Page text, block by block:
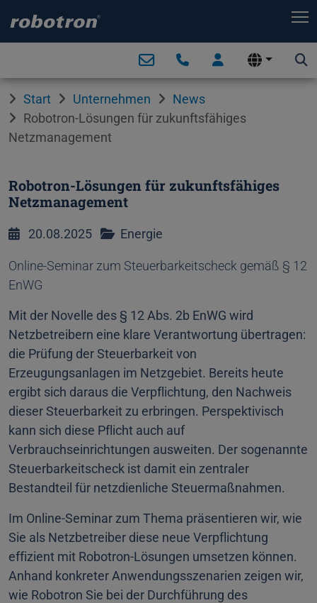
Start Unternehmen
News
Robotron-Lösungen für zukunftsfähiges
Netzmanagement
Robotron-Lösungen für zukunftsfähiges
Netzmanagement
20.08.2025 Energie
Online-Seminar zum Steuerbarkeitscheck gemäß § 12
EnWG
Mit der Novelle des § 12 Abs. 2b EnWG wird
Netzbetreibern eine klare Verantwortung übertragen:
die Prüfung der Steuerbarkeit von
Erzeugungsanlagen im Netzgebiet. Bereits heute
ergibt sich daraus die Verpflichtung, den Nachweis
dieser Steuerbarkeit zu erbringen. Perspektivisch
kann sich diese Pflicht auch auf
Verbrauchseinrichtungen ausweiten. Der sogenannte
Steuerbarkeitscheck ist damit ein zentraler
Bestandteil für netzdienliche Steuermaßnahmen.
Im Online-Seminar zum Thema präsentieren wir, wie
Sie als Netzbetreiber diese neue Verpflichtung
effizient mit Robotron-Lösungen umsetzen können.
Anhand konkreter Anwendungsszenarien zeigen wir,
wie Robotron Sie bei der Durchführung des